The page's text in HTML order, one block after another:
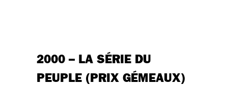
2000 – LA SÉRIE DU
PEUPLE (PRIX GÉMEAUX)